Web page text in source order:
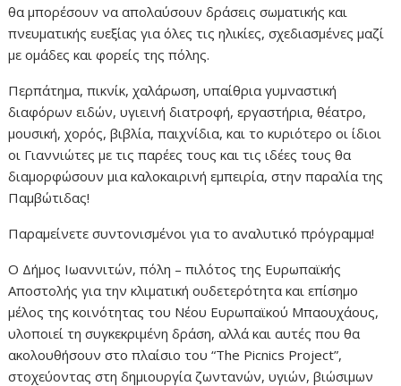
θα μπορέσουν να απολαύσουν δράσεις σωματικής και
πνευματικής ευεξίας για όλες τις ηλικίες, σχεδιασμένες μαζί
με ομάδες και φορείς της πόλης.
Περπάτημα, πικνίκ, χαλάρωση, υπαίθρια γυμναστική
διαφόρων ειδών, υγιεινή διατροφή, εργαστήρια, θέατρο,
μουσική, χορός, βιβλία, παιχνίδια, και το κυριότερο οι ίδιοι
οι Γιαννιώτες με τις παρέες τους και τις ιδέες τους θα
διαμορφώσουν μια καλοκαιρινή εμπειρία, στην παραλία της
Παμβώτιδας!
Παραμείνετε συντονισμένοι για το αναλυτικό πρόγραμμα!
Ο Δήμος Ιωαννιτών, πόλη – πιλότος της Ευρωπαϊκής
Αποστολής για την κλιματική ουδετερότητα και επίσημο
μέλος της κοινότητας του Νέου Ευρωπαϊκού Μπαουχάους,
υλοποιεί τη συγκεκριμένη δράση, αλλά και αυτές που θα
ακολουθήσουν στο πλαίσιο του “The Picnics Project”,
στοχεύοντας στη δημιουργία ζωντανών, υγιών, βιώσιμων